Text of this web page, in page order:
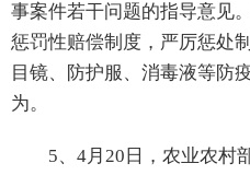
事案件若干问题的指导意见
惩罚性赔偿制度，严厉惩处
目镜、防护服、消毒液等防
为。
5、4月20日，农业农村